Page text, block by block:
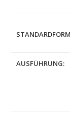
AUSFÜHRUNG: